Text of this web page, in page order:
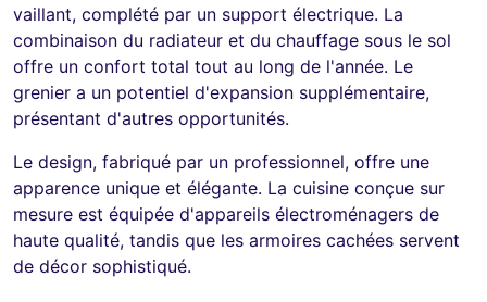
vaillant, complété par un support électrique. La
combinaison du radiateur et du chauffage sous le sol
offre un confort total tout au long de l'année. Le
grenier a un potentiel d'expansion supplémentaire,
présentant d'autres opportunités.
Le design, fabriqué par un professionnel, offre une
apparence unique et élégante. La cuisine conçue sur
mesure est équipée d'appareils électroménagers de
haute qualité, tandis que les armoires cachées servent
de décor sophistiqué.